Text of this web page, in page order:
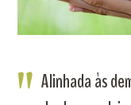
Alinhada às